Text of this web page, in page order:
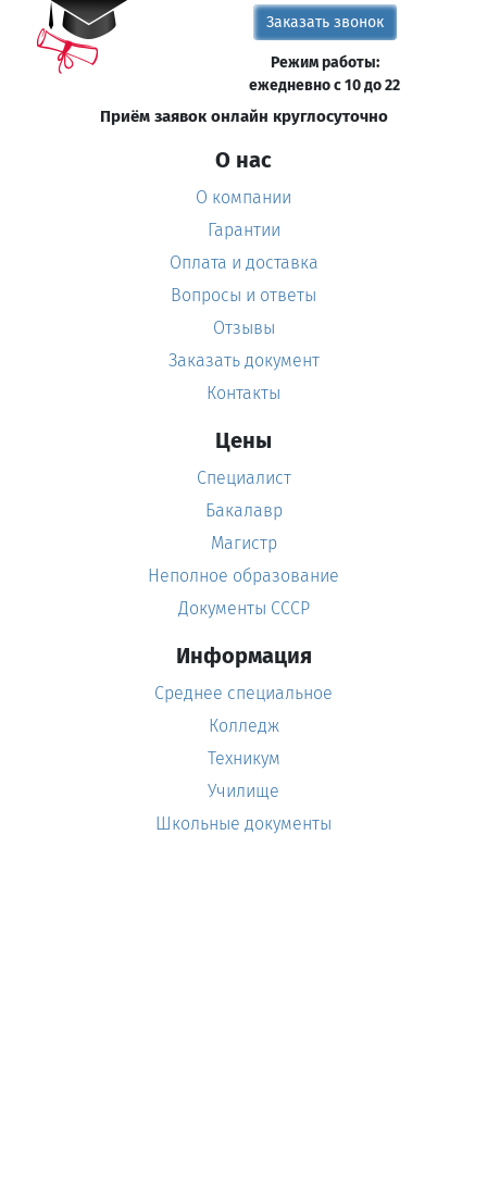
Заказать звонок
Режим работы:
ежедневно с 10 до 22
Приём заявок онлайн круглосуточно
О нас
О компании
Гарантии
Оплата и доставка
Вопросы и ответы
Отзывы
Заказать документ
Контакты
Цены
Специалист
Бакалавр
Магистр
Неполное образование
Документы СССР
Информация
Среднее специальное
Колледж
Техникум
Училище
Школьные документы